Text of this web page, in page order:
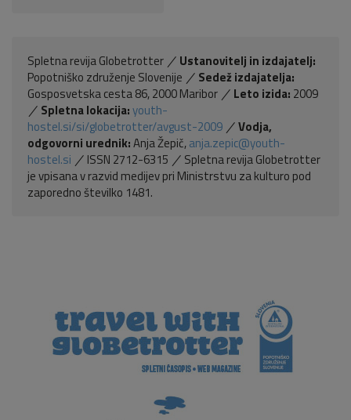
Spletna revija Globetrotter
Ustanovitelj in izdajatelj:
Popotniško združenje Slovenije
Sedež izdajatelja:
Gosposvetska cesta 86, 2000 Maribor
Leto izida: 2009
Spletna lokacija:youth-
hostel.si/si/globetrotter/avgust-2009
Vodja,
odgovorni urednik:Anja Žepič,anja.zepic@youth-
hostel.si
ISSN 2712-6315
Spletna revija Globetrotter
je vpisana v razvid medijev pri Ministrstvu za kulturo pod
zaporedno številko 1481.